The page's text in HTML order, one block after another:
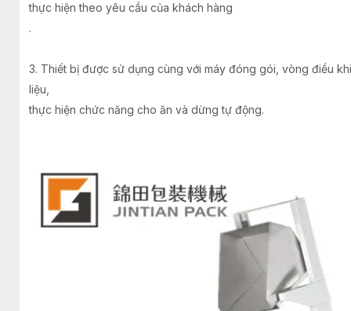
thực hiện theo yêu cầu của khách hàng
.
3. Thiết bị được sử dụng cùng với máy đóng gói, vòng điều
liệu,
thực hiện chức năng cho ăn và dừng tự động.